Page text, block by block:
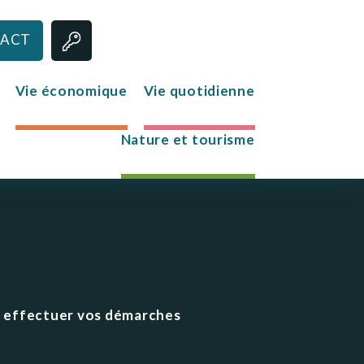
Vie économique Vie quotidienne
Nature et tourisme
effectuer vos démarches